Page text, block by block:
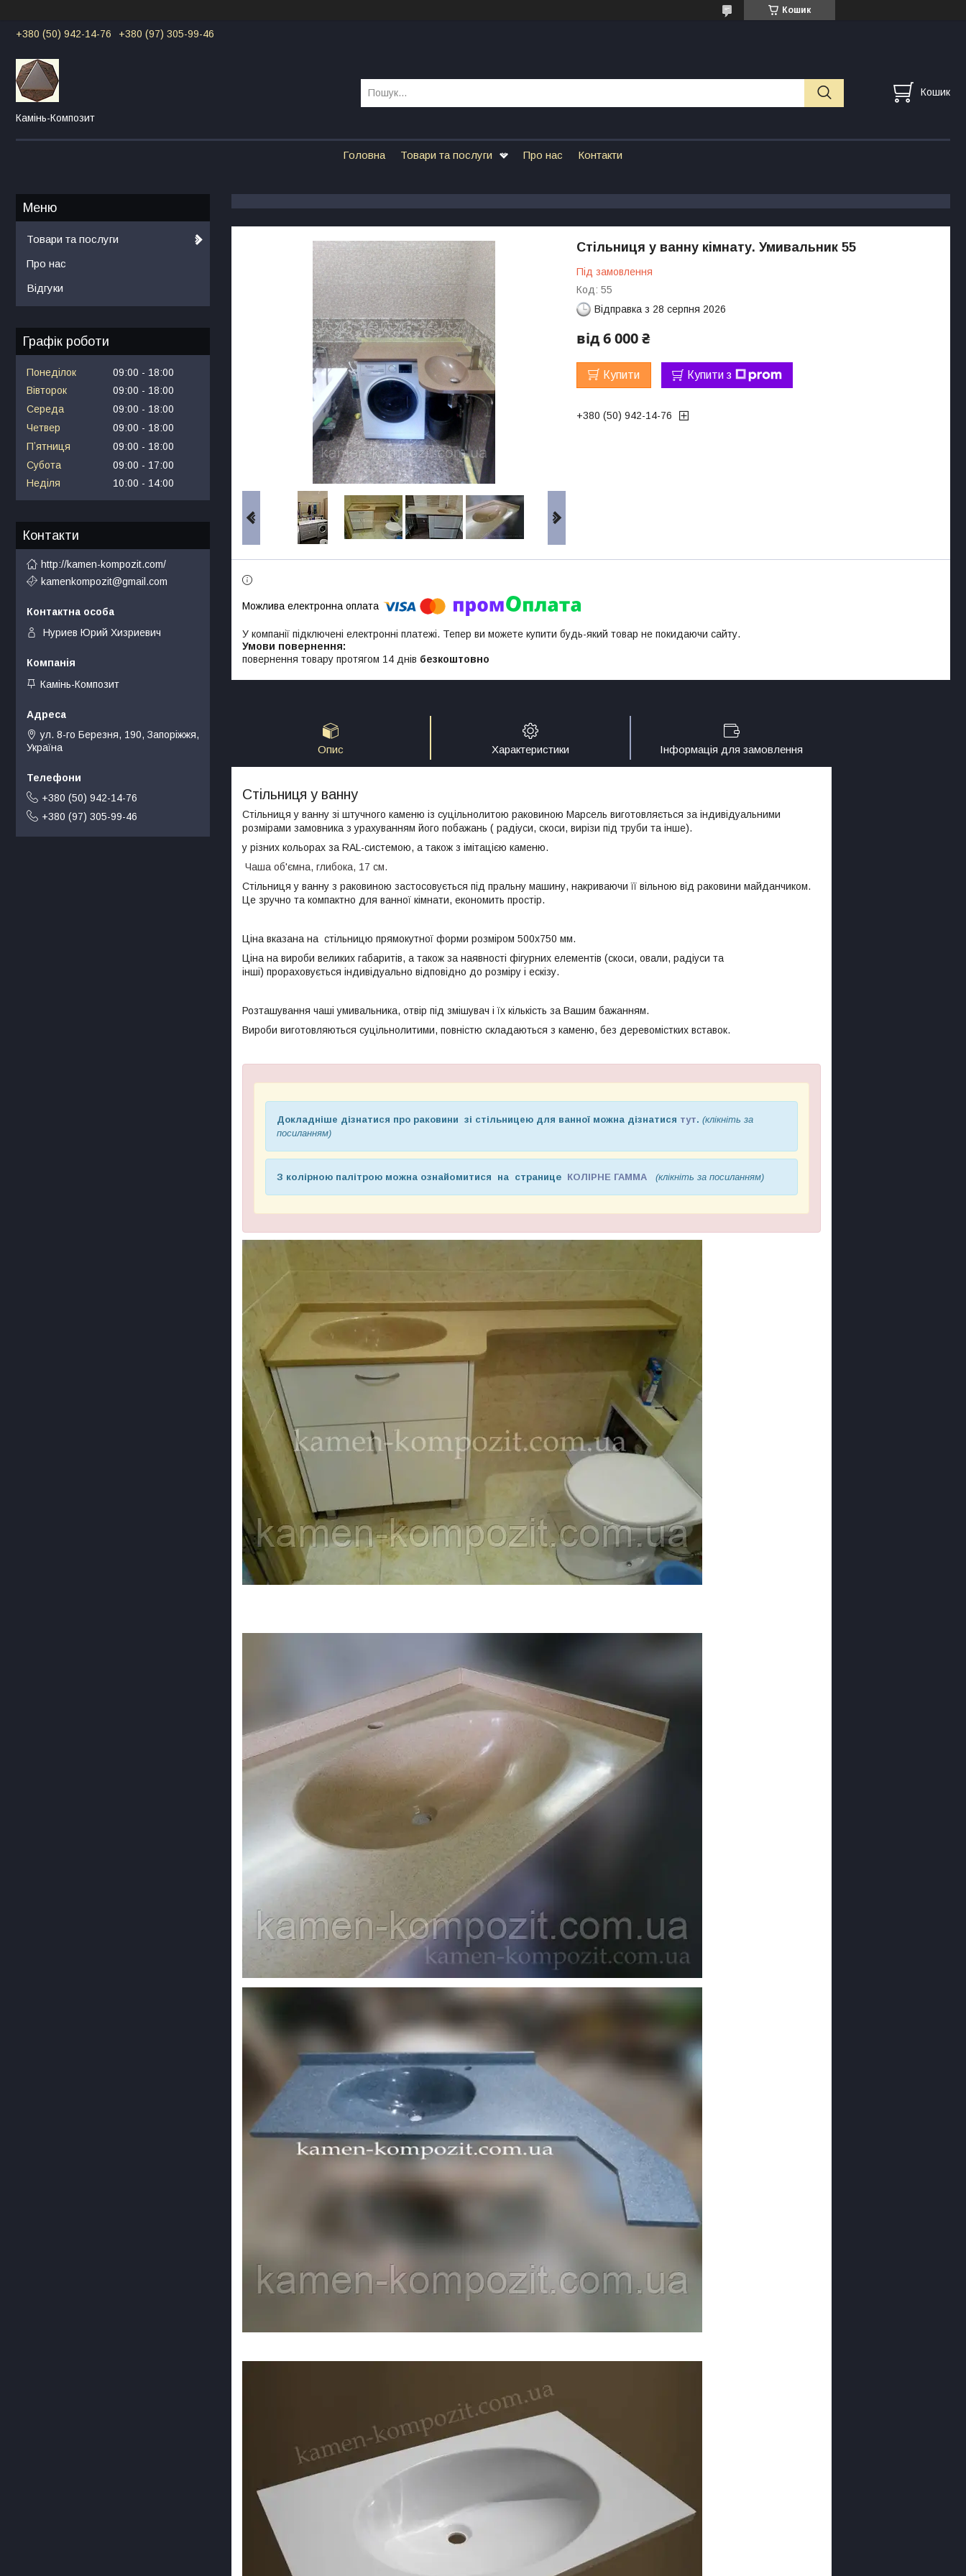
Кошик
+380 (50) 942-14-76 +380 (97) 305-99-46
Камінь-Композит
Кошик
Головна Товари та послуги Про нас Контакти
Стільниця у ванну кімнату. Умивальник 55
Під замовлення
Код: 55
Відправка з 28 серпня 2026
від6 000 ₴
Купити Купити з
+380 (50) 942-14-76
У компанії підключені електронні платежі. Тепер ви можете купити будь-який товар не покидаючи сайту.
повернення товару протягом 14 днів безкоштовно
Опис Характеристики Інформація для замовлення
Стільниця у ванну
Стільниця у ванну зі штучного каменю із суцільнолитою раковиною Марсель виготовляється за індивідуальними
розмірами замовника з урахуванням його побажань ( радіуси, скоси, вирізи під труби та інше).
у різних кольорах за RAL-системою, а також з імітацією каменю.
Чаша об'ємна, глибока, 17 см.
Стільниця у ванну з раковиною застосовується під пральну машину, накриваючи її вільною від раковини майданчиком.
Це зручно та компактно для ванної кімнати, економить простір.
Ціна вказана на стільницю прямокутної форми розміром 500х750 мм.
Ціна на вироби великих габаритів, а також за наявності фігурних елементів (скоси, овали, радіуси та
інші) прораховується індивідуально відповідно до розміру і ескізу.
Розташування чаші умивальника, отвір під змішувач і їх кількість за Вашим бажанням.
Вироби виготовляються суцільнолитими, повністю складаються з каменю, без деревомістких вставок.
Докладніше дізнатися про раковини зі стільницею для ванної можна дізнатися тут. (клікніть за
посиланням)
З колірною палітрою можна ознайомитися на странице КОЛІРНЕ ГАММА (клікніть за посиланням)
Товари та послуги
Про нас
Відгуки
Графік роботи
Понеділок 09:00
18:00
Вівторок
09:00
18:00
Середа
09:00
18:00
Четвер
09:00
18:00
Пʼятниця
09:00
18:00
Субота
09:00
17:00
Неділя
10:00 14:00
Контакти
http://kamen-kompozit.com/
kamenkompozit@gmail.com
Нуриев Юрий Хизриевич
Камінь-Композит
ул. 8-го Березня, 190, Запоріжжя,
Україна
+380 (50) 942-14-76
+380 (97) 305-99-46